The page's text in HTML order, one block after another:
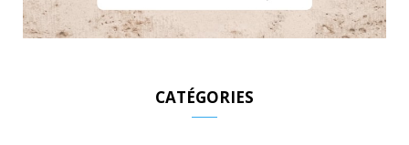
CATÉGORIES